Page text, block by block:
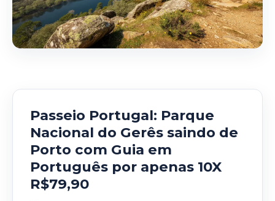
Passeio Portugal: Parque
Nacional do Gerês saindo de
Porto com Guia em
Português por apenas 10X
R$79,90